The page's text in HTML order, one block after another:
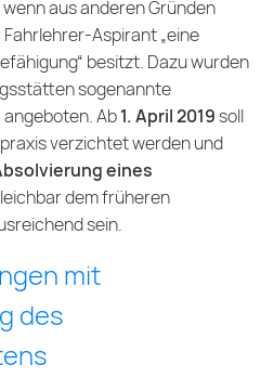
aus anderen Gründen
Aspirant „eine
besitzt. Dazu wurden
sogenannte
angeboten. Ab1. April 2019 soll
verzichtet werden und
eines
dem früheren
sein.
mit
des